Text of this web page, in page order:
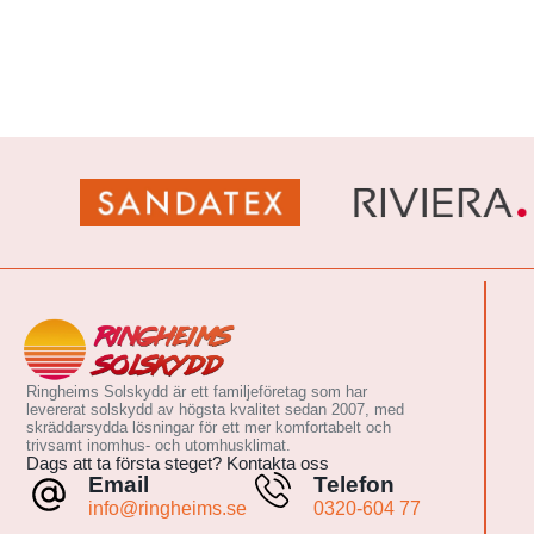
Ringheims Solskydd är ett familjeföretag som har
levererat solskydd av högsta kvalitet sedan 2007, med
skräddarsydda lösningar för ett mer komfortabelt och
trivsamt inomhus- och utomhusklimat.
Dags att ta första steget? Kontakta oss
Email
info@ringheims.se
Telefon
0320-604 77